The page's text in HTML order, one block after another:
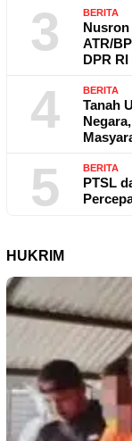
3 BERITA
Nusron
ATR/
DPR RI
4 BERITA
Tanah
5 BERITA
PTSL
HUKRIM